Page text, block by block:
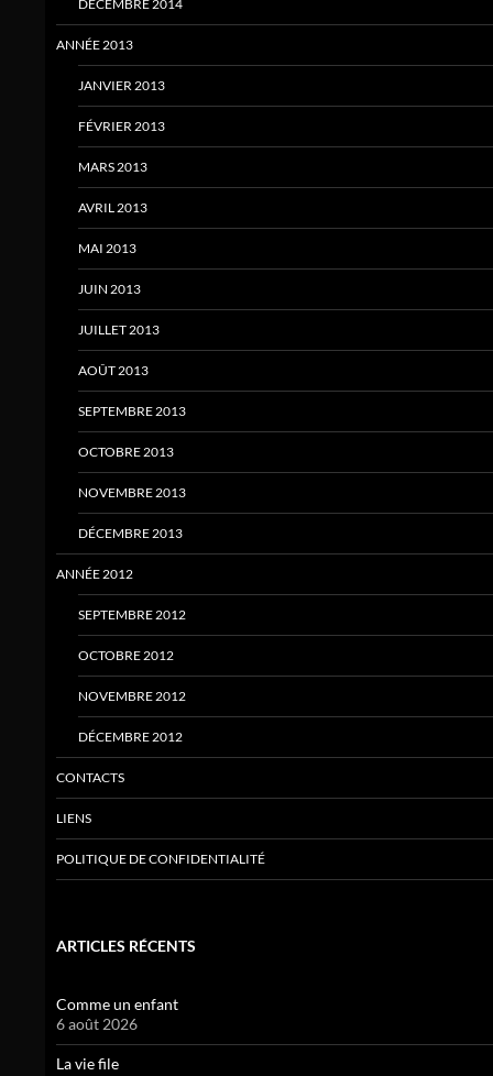
DÉCEMBRE 2014
ANNÉE 2013
JANVIER 2013
FÉVRIER 2013
MARS 2013
AVRIL 2013
MAI 2013
JUIN 2013
JUILLET 2013
AOÛT 2013
SEPTEMBRE 2013
OCTOBRE 2013
NOVEMBRE 2013
DÉCEMBRE 2013
ANNÉE 2012
SEPTEMBRE 2012
OCTOBRE 2012
NOVEMBRE 2012
DÉCEMBRE 2012
CONTACTS
LIENS
POLITIQUE DE CONFIDENTIALITÉ
ARTICLES RÉCENTS
Comme un enfant
6 août 2026
La vie file